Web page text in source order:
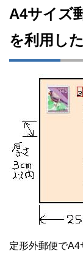
A4サイズ
を利用し
定形外郵便でA4